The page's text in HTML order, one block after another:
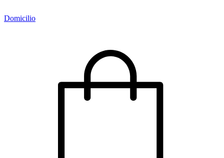
Domicilio